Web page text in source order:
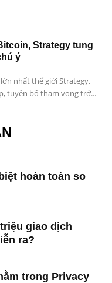
Strategy tung
ý
nhất thế giới Strategy,
tuyên bố tham vọng trở...
hoàn toàn so
giao dịch
ra?
trong Privacy